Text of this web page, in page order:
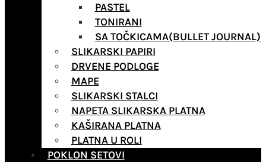
PASTEL
TONIRANI
SA TOČKICAMA(BULLET JOURNAL)
SLIKARSKI PAPIRI
DRVENE PODLOGE
MAPE
SLIKARSKI STALCI
NAPETA SLIKARSKA PLATNA
KAŠIRANA PLATNA
PLATNA U ROLI
POKLON SETOVI